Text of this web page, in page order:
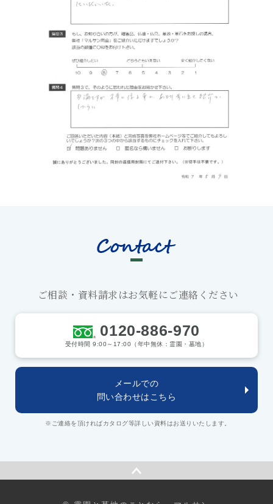
ご相談・資料請求はお気軽にご連絡ください
0120-886-970
受付時間 9:00～17:00（年中無休：霊園・墓地）
メールでの
問い合わせはこちら
※ご連絡を頂ければカタログ等詳しい資料はお送りいたします。